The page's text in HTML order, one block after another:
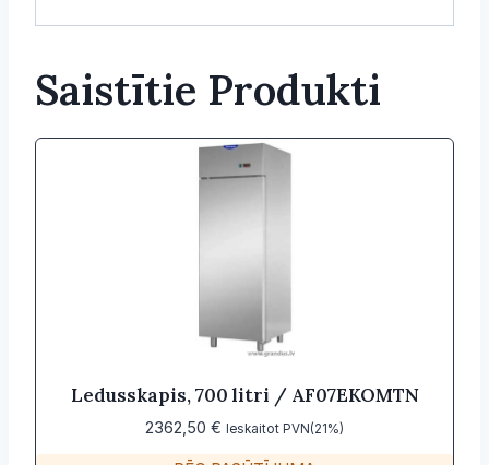
Saistītie Produkti
Ledusskapis, 700 litri / AF07EKOMTN
2362,50 € Ieskaitot PVN(21%)